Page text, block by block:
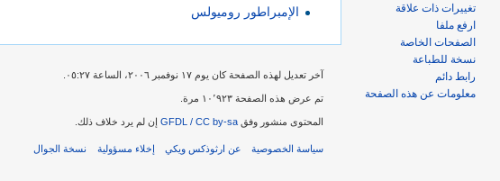
الإمبراطور روميولس
تغييرات ذات علاقة
ارفع ملفا
الصفحات الخاصة
نسخة للطباعة
رابط دائم
معلومات عن هذه الصفحة
آخر تعديل لهذه الصفحة كان يوم ١٧ نوفمبر ٢٠٠٦، الساعة ٠٥:٢٧.
تم عرض هذه الصفحة ١٠٬٩٢٣ مرة.
المحتوى منشور وفق GFDL / CC by-sa إن لم يرد خلاف ذلك.
سياسة الخصوصية عن ارثوذكس ويكي إخلاء مسؤولية نسخة الجوال